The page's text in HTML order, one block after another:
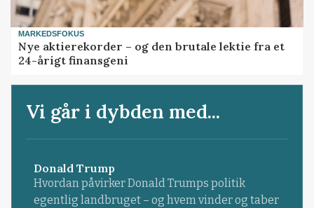
MARKEDSFOKUS
Nye aktierekorder – og den brutale lektie fra et
24-årigt finansgeni
Vi går i dybden med...
Donald Trump
Hvordan påvirker Donald Trumps politik
egentlig landbruget – og hvem vinder og taber